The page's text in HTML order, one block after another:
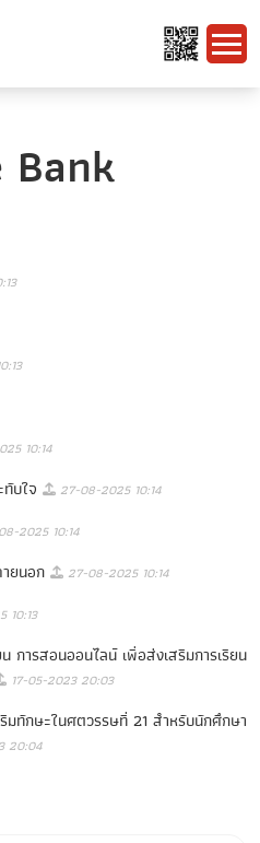
10:14
บใจ 27-08-2025 10:14
2025 10:14
ยนอก 27-08-2025 10:14
10:13
การสอนออนไลน์ เพื่อส่งเสริมการเรียน
17-05-2023 20:03
มทักษะในศตวรรษที่ 21 สำหรับนักศึกษา
20:04